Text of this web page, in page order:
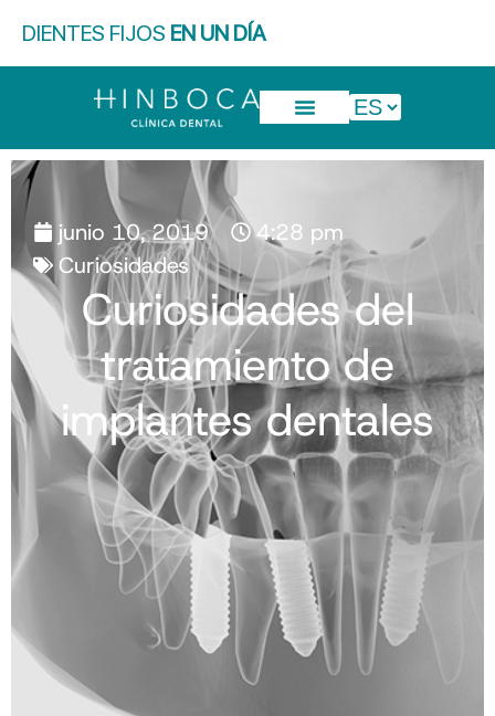
DIENTES FIJOS EN UN DÍA
junio 10, 2019
4:28 pm
Curiosidades
Curiosidades del
tratamiento de
implantes dentales